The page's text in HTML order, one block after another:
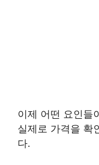
이제 어떤 요인들
실제로 가격을 확
다.